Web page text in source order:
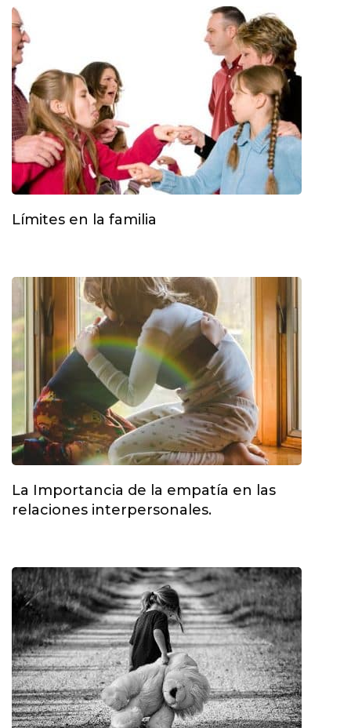
Límites en la familia
La Importancia de la empatía en las
relaciones interpersonales.